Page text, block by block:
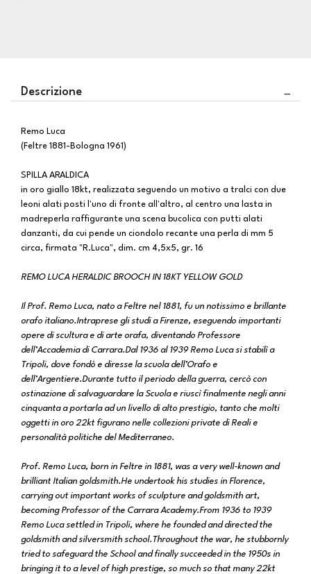
Descrizione
Remo Luca
(Feltre 1881-Bologna 1961)
SPILLA ARALDICA
in oro giallo 18kt, realizzata seguendo un motivo a tralci con due
leoni alati posti l'uno di fronte all'altro, al centro una lasta in
madreperla raffigurante una scena bucolica con putti alati
danzanti, da cui pende un ciondolo recante una perla di mm 5
circa, firmata "R.Luca", dim. cm 4,5x5, gr. 16
REMO LUCA HERALDIC BROOCH IN 18KT YELLOW GOLD
Il Prof. Remo Luca, nato a Feltre nel 1881, fu un notissimo e brillante
orafo italiano.Intraprese gli studi a Firenze, eseguendo importanti
opere di scultura e di arte orafa, diventando Professore
dell’Accademia di Carrara.Dal 1936 al 1939 Remo Luca si stabilì a
Tripoli, dove fondò e diresse la scuola dell’Orafo e
dell’Argentiere.Durante tutto il periodo della guerra, cercò con
ostinazione di salvaguardare la Scuola e riuscì finalmente negli anni
cinquanta a portarla ad un livello di alto prestigio, tanto che molti
oggetti in oro 22kt figurano nelle collezioni private di Reali e
personalità politiche del Mediterraneo.
Prof. Remo Luca, born in Feltre in 1881, was a very well-known and
brilliant Italian goldsmith.He undertook his studies in Florence,
carrying out important works of sculpture and goldsmith art,
becoming Professor of the Carrara Academy.From 1936 to 1939
Remo Luca settled in Tripoli, where he founded and directed the
goldsmith and silversmith school.Throughout the war, he stubbornly
tried to safeguard the School and finally succeeded in the 1950s in
bringing it to a level of high prestige, so much so that many 22kt